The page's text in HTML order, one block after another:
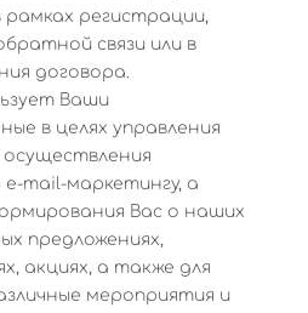
рамках регистрации,
связи или в
договора.
Ваши
в целях управления
осуществления
e-mail-маркетингу, а
Вас о наших
предложениях,
акциях, а также для
мероприятия и